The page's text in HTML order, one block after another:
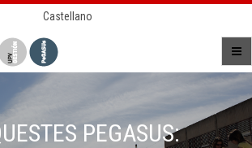
Castellano
PEGASUS: